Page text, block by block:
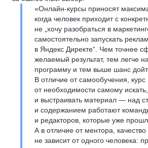
«Онлайн-курсы приносят
когда человек приходит с
не „хочу разобраться в
самостоятельно запускать
в Яндекс Директе“. Чем точнее
желаемый результат, тем легче
программу и тем выше шанс
В отличие от самообучения, курс
от необходимости самому
и выстраивать материал — над
и содержанием работают
и редакторов, которые уже
А в отличие от ментора,
не зависит от одного человека: